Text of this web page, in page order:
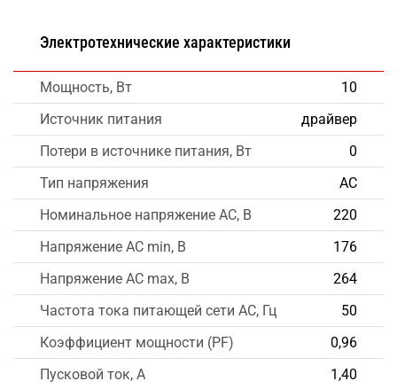
Электротехнические характеристики
Мощность, Вт
10
Источник питания
драйвер
Потери в источнике питания, Вт
0
Тип напряжения
AC
Номинальное напряжение AC, В
220
Напряжение AC min, В
176
Напряжение AC max, В
264
Частота тока питающей сети AC, Гц
50
Коэффициент мощности (PF)
0,96
Пусковой ток, А
1,40